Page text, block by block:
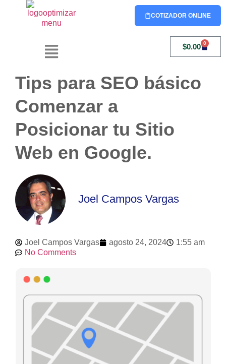
COTIZADOR ONLINE
$0.00 0
Tips para SEO básico
Comenzar a
Posicionar tu Sitio
Web en Google.
Joel Campos Vargas
Joel Campos Vargas agosto 24, 2024
1:55 am
No Comments